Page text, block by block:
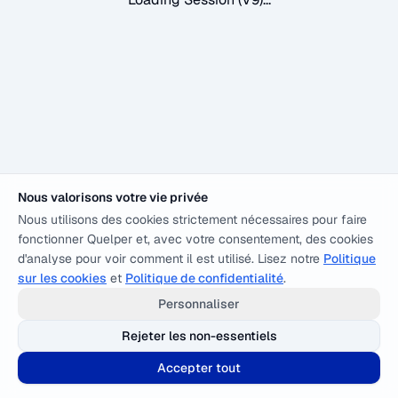
Nous valorisons votre vie privée
Nous utilisons des cookies strictement nécessaires pour faire
fonctionner Quelper et, avec votre consentement, des cookies
d'analyse pour voir comment il est utilisé. Lisez notre Politique
sur les cookies et Politique de confidentialité.
Personnaliser
Rejeter les non-essentiels
Accepter tout